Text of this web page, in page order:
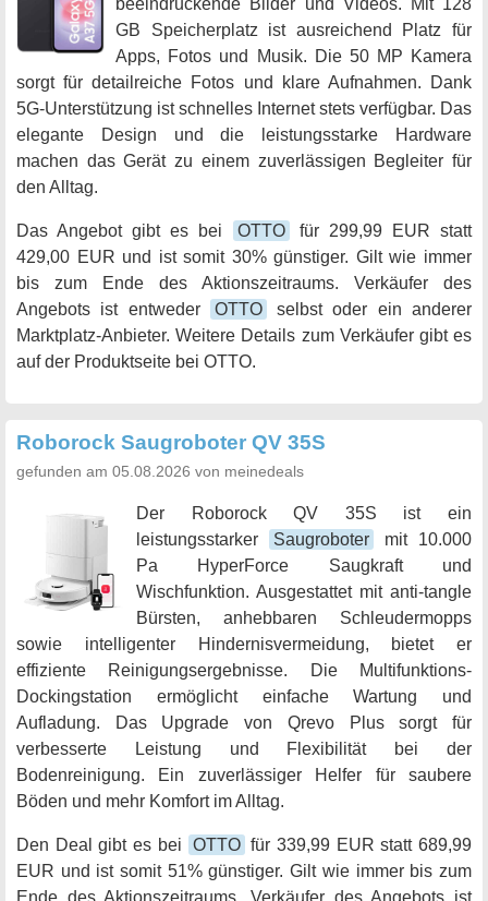
beeindruckende Bilder und Videos. Mit 128
GB Speicherplatz ist ausreichend Platz für
Apps, Fotos und Musik. Die 50 MP Kamera
sorgt für detailreiche Fotos und klare Aufnahmen. Dank
5G-Unterstützung ist schnelles Internet stets verfügbar. Das
elegante Design und die leistungsstarke Hardware
machen das Gerät zu einem zuverlässigen Begleiter für
den Alltag.
Das Angebot gibt es bei OTTO
für 299,99 EUR statt
429,00 EUR und ist somit 30% günstiger. Gilt wie immer
bis zum Ende des Aktionszeitraums. Verkäufer des
Angebots ist entweder
OTTO
selbst oder ein anderer
Marktplatz-Anbieter. Weitere Details zum Verkäufer gibt es
auf der Produktseite bei OTTO.
Roborock Saugroboter QV 35S
gefunden am 05.08.2026 von meinedeals
Der Roborock QV 35S ist ein
leistungsstarker
Saugroboter
mit 10.000
Pa HyperForce Saugkraft und
Wischfunktion. Ausgestattet mit anti-tangle
Bürsten, anhebbaren Schleudermopps
sowie intelligenter Hindernisvermeidung, bietet er
effiziente Reinigungsergebnisse. Die Multifunktions-
Dockingstation ermöglicht einfache Wartung und
Aufladung. Das Upgrade von Qrevo Plus sorgt für
verbesserte Leistung und Flexibilität bei der
Bodenreinigung. Ein zuverlässiger Helfer für saubere
Böden und mehr Komfort im Alltag.
Den Deal gibt es bei OTTO für 339,99 EUR statt 689,99
EUR und ist somit 51% günstiger. Gilt wie immer bis zum